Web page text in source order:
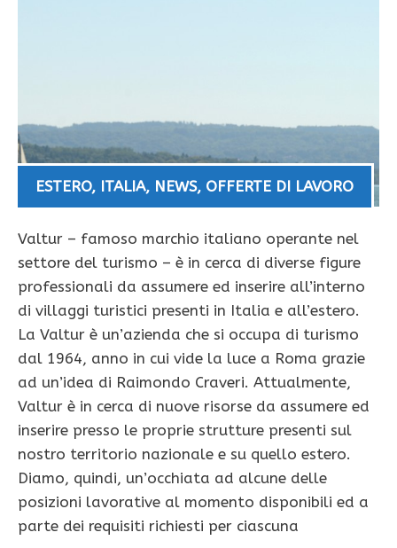
ESTERO, ITALIA, NEWS, OFFERTE DI LAVORO
Valtur – famoso marchio italiano operante nel
settore del turismo – è in cerca di diverse figure
professionali da assumere ed inserire all’interno
di villaggi turistici presenti in Italia e all’estero.
La Valtur è un’azienda che si occupa di turismo
dal 1964, anno in cui vide la luce a Roma grazie
ad un’idea di Raimondo Craveri. Attualmente,
Valtur è in cerca di nuove risorse da assumere ed
inserire presso le proprie strutture presenti sul
nostro territorio nazionale e su quello estero.
Diamo, quindi, un’occhiata ad alcune delle
posizioni lavorative al momento disponibili ed a
parte dei requisiti richiesti per ciascuna